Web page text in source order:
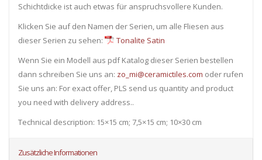
Schichtdicke ist auch etwas für anspruchsvollere Kunden.
Klicken Sie auf den Namen der Serien, um alle Fliesen ​​aus
dieser Serien zu sehen:
Tonalite Satin
Wenn Sie ein Modell aus pdf Katalog dieser Serien bestellen
dann schreiben Sie uns an: zo_mi@ceramictiles.com oder rufen
Sie uns an: For exact offer, PLS send us quantity and product
you need with delivery address..
Technical description: 15×15 cm; 7,5×15 cm; 10×30 cm
Zusätzliche Informationen